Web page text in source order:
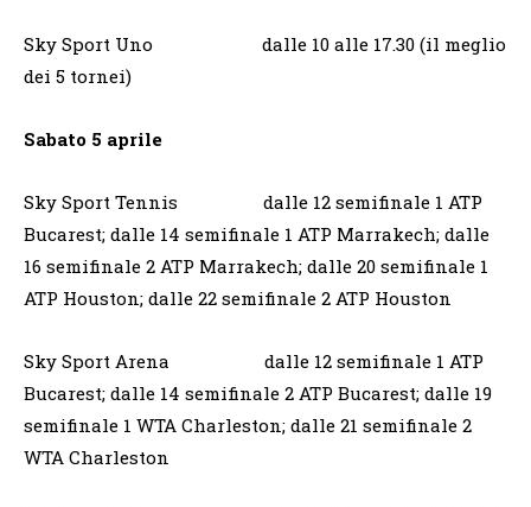
Sky Sport Uno dalle 10 alle 17.30 (il meglio
dei 5 tornei)
Sabato 5 aprile
Sky Sport Tennis dalle 12 semifinale 1 ATP
Bucarest; dalle 14 semifinale 1 ATP Marrakech; dalle
16 semifinale 2 ATP Marrakech; dalle 20 semifinale 1
ATP Houston; dalle 22 semifinale 2 ATP Houston
Sky Sport Arena dalle 12 semifinale 1 ATP
Bucarest; dalle 14 semifinale 2 ATP Bucarest; dalle 19
semifinale 1 WTA Charleston; dalle 21 semifinale 2
WTA Charleston